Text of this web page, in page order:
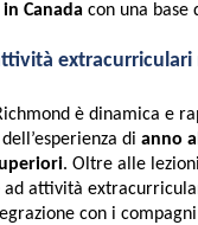
Canada con una base
extracurriculari
è dinamica e
di anno
. Oltre alle
ad attività
con i